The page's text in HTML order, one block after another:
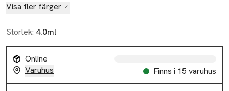
Visa fler färger
Storlek: 4.0ml
Online
Varuhus
Finns i 15 varuhus